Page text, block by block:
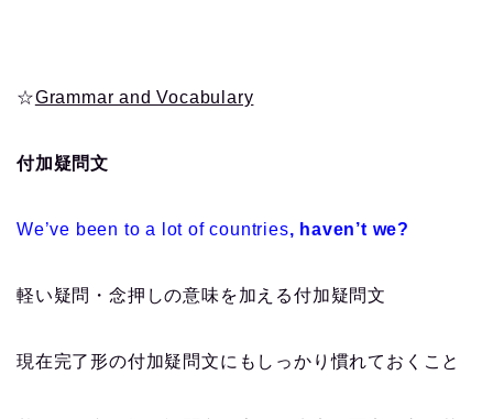
☆Grammar and Vocabulary
付加疑問文
We’ve been to a lot of countries, haven’t we?
軽い疑問・念押しの意味を加える付加疑問文
現在完了形の付加疑問文にもしっかり慣れておくこと